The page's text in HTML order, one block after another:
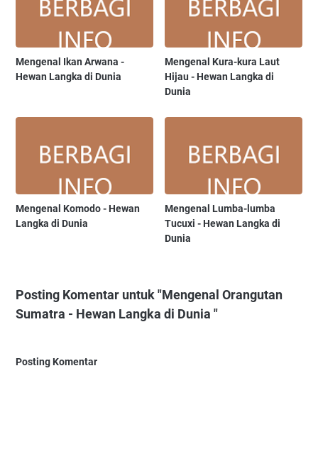
Mengenal Ikan Arwana -
Hewan Langka di Dunia
Mengenal Kura-kura Laut
Hijau - Hewan Langka di
Dunia
Mengenal Komodo - Hewan
Langka di Dunia
Mengenal Lumba-lumba
Tucuxi - Hewan Langka di
Dunia
Posting Komentar untuk "Mengenal Orangutan
Sumatra - Hewan Langka di Dunia "
Posting Komentar